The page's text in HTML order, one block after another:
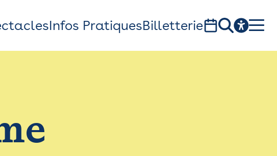
Infos PratiquesBilletterie